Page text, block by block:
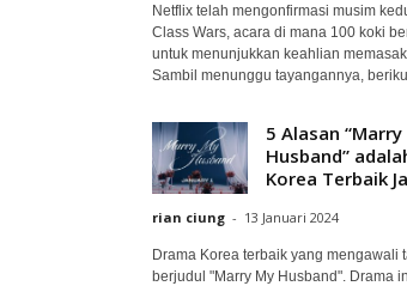
Netflix telah mengonfirmasi musim
Class Wars, acara di mana 100 koki
untuk menunjukkan keahlian
Sambil menunggu tayangannya,
5 Alasan “Marry
Husband”
Korea Terbaik
rian ciung - 13 Januari 2024
Drama Korea terbaik yang mengawali
berjudul "Marry My Husband". Drama